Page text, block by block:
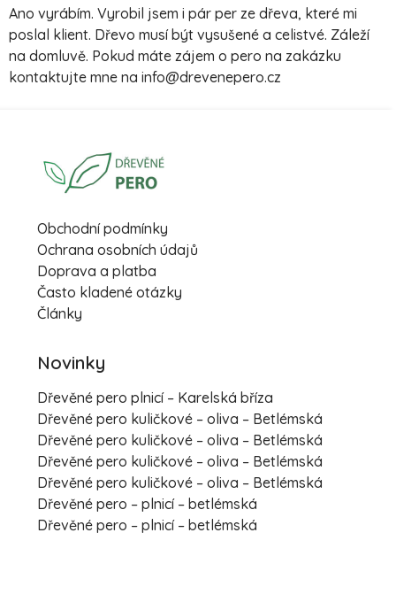
Ano vyrábím. Vyrobil jsem i pár per ze dřeva, které mi
poslal klient. Dřevo musí být vysušené a celistvé. Záleží
na domluvě. Pokud máte zájem o pero na zakázku
kontaktujte mne na info@drevenepero.cz
Obchodní podmínky
Ochrana osobních údajů
Doprava a platba
Často kladené otázky
Články
Novinky
Dřevěné pero plnicí – Karelská bříza
Dřevěné pero kuličkové – oliva – Betlémská
Dřevěné pero kuličkové – oliva – Betlémská
Dřevěné pero kuličkové – oliva – Betlémská
Dřevěné pero kuličkové – oliva – Betlémská
Dřevěné pero – plnicí – betlémská
Dřevěné pero – plnicí – betlémská